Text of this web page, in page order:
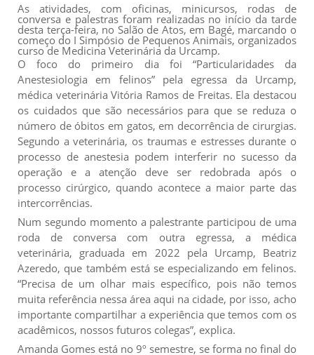
As atividades, com oficinas, minicursos, rodas de
conversa e palestras foram realizadas no início da tarde
desta terça-feira, no Salão de Atos, em Bagé, marcando o
começo do I Simpósio de Pequenos Animais, organizados
curso de Medicina Veterinária da Urcamp.
O foco do primeiro dia foi “Particularidades da
Anestesiologia em felinos” pela egressa da Urcamp,
médica veterinária Vitória Ramos de Freitas. Ela destacou
os cuidados que são necessários para que se reduza o
número de óbitos em gatos, em decorrência de cirurgias.
Segundo a veterinária, os traumas e estresses durante o
processo de anestesia podem interferir no sucesso da
operação e a atenção deve ser redobrada após o
processo cirúrgico, quando acontece a maior parte das
intercorrências.
Num segundo momento a palestrante participou de uma
roda de conversa com outra egressa, a médica
veterinária, graduada em 2022 pela Urcamp, Beatriz
Azeredo, que também está se especializando em felinos.
“Precisa de um olhar mais específico, pois não temos
muita referência nessa área aqui na cidade, por isso, acho
importante compartilhar a experiência que temos com os
acadêmicos, nossos futuros colegas”, explica.
Amanda Gomes está no 9º semestre, se forma no final do